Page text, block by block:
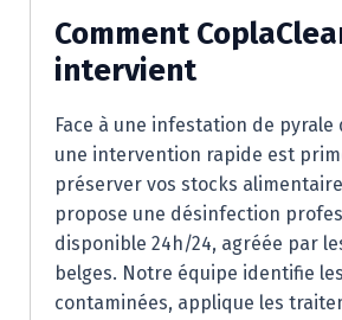
Comment
intervient
Face à une infestation de pyrale
une intervention rapide est
préserver vos stocks
propose une désinfection
disponible 24h/24, agréée par
belges. Notre équipe identifie
contaminées, applique les